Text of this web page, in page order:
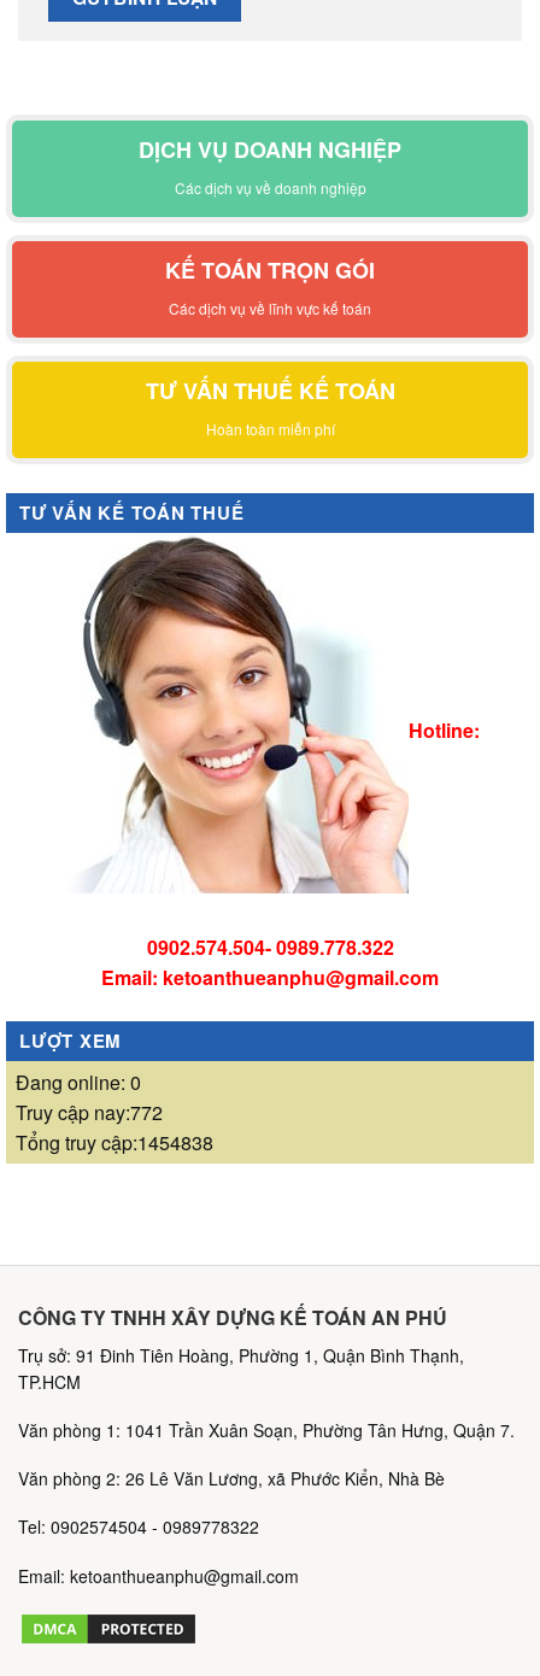
DỊCH VỤ DOANH NGHIỆP
Các dịch vụ về doanh nghiệp
KẾ TOÁN TRỌN GÓI
Các dịch vụ về lĩnh vực kế toán
TƯ VẤN THUẾ KẾ TOÁN
Hoàn toàn miễn phí
TƯ VẤN KẾ TOÁN THUẾ
Hotline:
0902.574.504- 0989.778.322
Email: ketoanthueanphu@gmail.com
LƯỢT XEM
Đang online: 0
Truy cập nay:772
Tổng truy cập:1454838
CÔNG TY TNHH XÂY DỰNG KẾ TOÁN AN PHÚ
Trụ sở: 91 Đinh Tiên Hoàng, Phường 1, Quận Bình Thạnh,
TP.HCM
Văn phòng 1: 1041 Trần Xuân Soạn, Phường Tân Hưng, Quận 7.
Văn phòng 2: 26 Lê Văn Lương, xã Phước Kiển, Nhà Bè
Tel: 0902574504 - 0989778322
Email: ketoanthueanphu@gmail.com